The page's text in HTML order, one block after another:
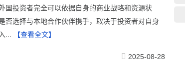
国投资者完全可以依据自身的商业战略和资源状
否选择与本地合作伙伴携手，取决于投资者对自身
...
【查看全文】
2025-08-28